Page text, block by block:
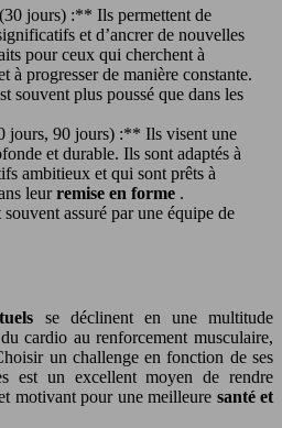
jours) :** Ils permettent de
et d’ancrer de nouvelles
pour ceux qui cherchent à
à progresser de manière constante.
souvent plus poussé que dans les
jours, 90 jours) :** Ils visent une
et durable. Ils sont adaptés à
ambitieux et qui sont prêts à
leurremise en forme .
assuré par une équipe de
se déclinent en une multitude
cardio au renforcement musculaire,
un challenge en fonction de ses
est un excellent moyen de rendre
motivant pour une meilleure santé et